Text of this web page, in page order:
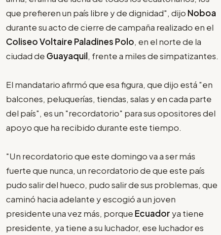
que prefieren un país libre y de dignidad", dijo Noboa
durante su acto de cierre de campaña realizado en el
Coliseo Voltaire Paladines Polo, en el norte de la
ciudad de Guayaquil, frente a miles de simpatizantes.
El mandatario afirmó que esa figura, que dijo está "en
balcones, peluquerías, tiendas, salas y en cada parte
del país", es un "recordatorio" para sus opositores del
apoyo que ha recibido durante este tiempo.
"Un recordatorio que este domingo va a ser más
fuerte que nunca, un recordatorio de que este país
pudo salir del hueco, pudo salir de sus problemas, que
caminó hacia adelante y escogió a un joven
presidente una vez más, porque Ecuador ya tiene
presidente, ya tiene a su luchador, ese luchador es